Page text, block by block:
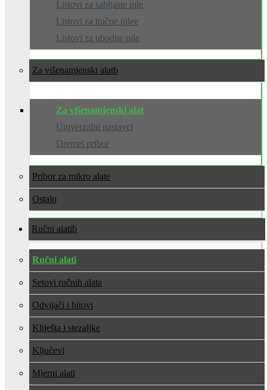
Listovi za sabljaste pile
Listovi za tračne pilee
Listovi za ubodne pile
Za višenamjenski alat
Za višenamjenski alat
Univerzalni nastavci
Dremel pribor
Pribor za mikro alate
Ostalo
Ručni alati
Ručni alati
Setovi ručnih alata
Odvijači i bitovi
Kliješta i stezaljke
Ključevi
Mjerni alati